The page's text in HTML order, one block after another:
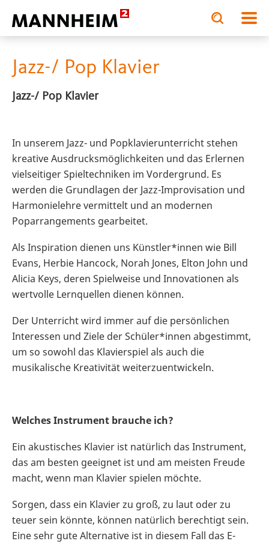
Toggle
search
input
Toggle
search
input
Jazz-/ Pop Klavier
Jazz-/ Pop Klavier
In unserem Jazz- und Popklavierunterricht stehen
kreative Ausdrucksmöglichkeiten und das Erlernen
vielseitiger Spieltechniken im Vordergrund. Es
werden die Grundlagen der Jazz-Improvisation und
Harmonielehre vermittelt und an modernen
Poparrangements gearbeitet.
Als Inspiration dienen uns Künstler*innen wie Bill
Evans, Herbie Hancock, Norah Jones, Elton John und
Alicia Keys, deren Spielweise und Innovationen als
wertvolle Lernquellen dienen können.
Der Unterricht wird immer auf die persönlichen
Interessen und Ziele der Schüler*innen abgestimmt,
um so sowohl das Klavierspiel als auch die
musikalische Kreativität weiterzuentwickeln.
Welches Instrument brauche ich?
Ein akustisches Klavier ist natürlich das Instrument,
das am besten geeignet ist und am meisten Freude
macht, wenn man Klavier spielen möchte.
Sorgen, dass ein Klavier zu groß, zu laut oder zu
teuer sein könnte, können natürlich berechtigt sein.
Eine sehr gute Alternative ist in diesem Fall das E-